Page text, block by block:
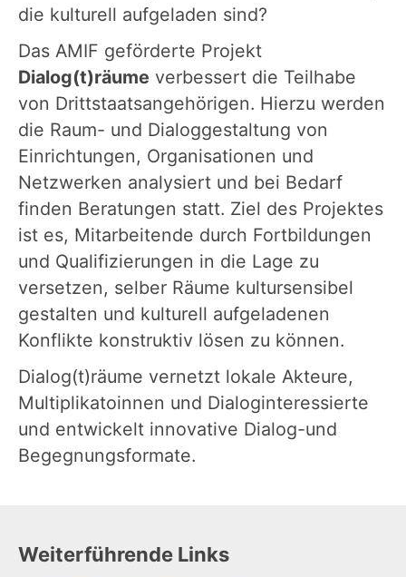
die kulturell aufgeladen sind?
Das AMIF geförderte Projekt
Dialog(t)räume verbessert die Teilhabe
von Drittstaatsangehörigen. Hierzu werden
die Raum- und Dialoggestaltung von
Einrichtungen, Organisationen und
Netzwerken analysiert und bei Bedarf
finden Beratungen statt. Ziel des Projektes
ist es, Mitarbeitende durch Fortbildungen
und Qualifizierungen in die Lage zu
versetzen, selber Räume kultursensibel
gestalten und kulturell aufgeladenen
Konflikte konstruktiv lösen zu können.
Dialog(t)räume vernetzt lokale Akteure,
Multiplikatoinnen und Dialoginteressierte
und entwickelt innovative Dialog-und
Begegnungsformate.
Weiterführende Links